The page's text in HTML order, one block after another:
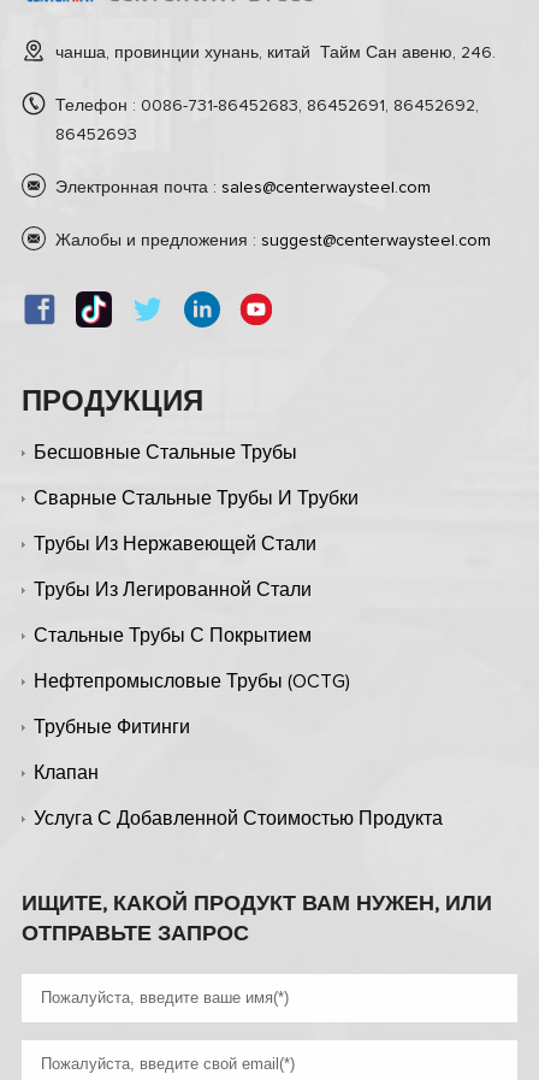
чанша, провинции хунань, китай Тайм Сан авеню, 246.
Телефон : 0086-731-86452683, 86452691, 86452692,
86452693
Электронная почта : sales@centerwaysteel.com
Жалобы и предложения : suggest@centerwaysteel.com
ПРОДУКЦИЯ
Бесшовные Стальные Трубы
Сварные Стальные Трубы И Трубки
Трубы Из Нержавеющей Стали
Трубы Из Легированной Стали
Стальные Трубы С Покрытием
Нефтепромысловые Трубы (OCTG)
Трубные Фитинги
Клапан
Услуга С Добавленной Стоимостью Продукта
ИЩИТЕ, КАКОЙ ПРОДУКТ ВАМ НУЖЕН, ИЛИ
ОТПРАВЬТЕ ЗАПРОС